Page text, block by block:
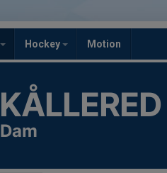
Hockey Motion
Dam